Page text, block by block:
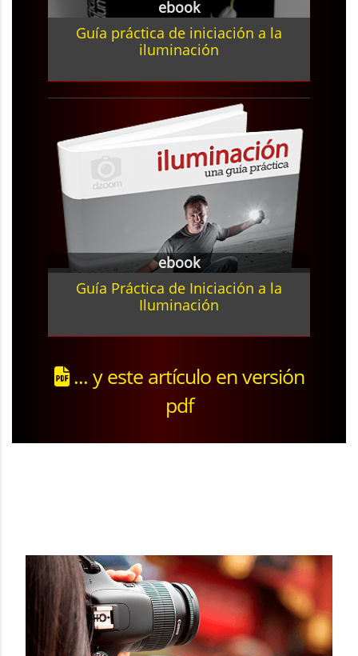
ebook
Guía práctica de iniciación a la
iluminación
ebook
Guía Práctica de Iniciación a la
Iluminación
... y este artículo en versión
pdf